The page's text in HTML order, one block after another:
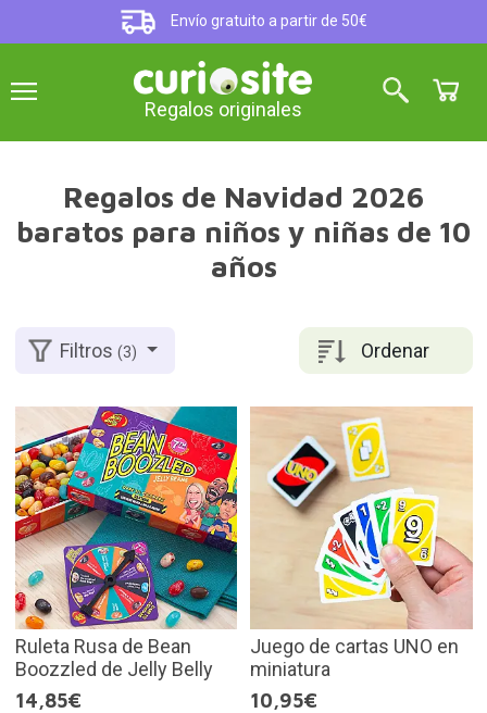
Envío gratuito a partir de 50€
Regalos originales
Regalos de Navidad 2026
baratos para niños y niñas de 10
años
Ordenar
Filtros(3)
Ruleta Rusa de Bean
Boozzled de Jelly Belly
14,85€
Juego de cartas UNO en
miniatura
10,95€